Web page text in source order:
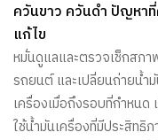
ควันขาว ควันดำ ปัญหา
แก้ไข
หมั่นดูแลและตรวจเช็กสภา
รถยนต์ และเปลี่ยนถ่ายน้ำ
เครื่องเมื่อถึงรอบที่กำหนด
ใช้น้ำมันเครื่องที่มีประสิทธิภ